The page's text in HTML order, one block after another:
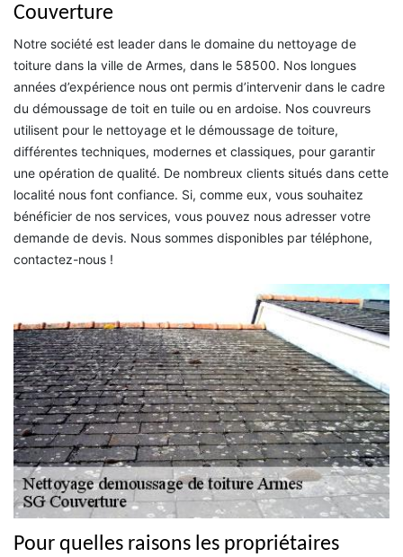
Couverture
Notre société est leader dans le domaine du nettoyage de
toiture dans la ville de Armes, dans le 58500. Nos longues
années d’expérience nous ont permis d’intervenir dans le cadre
du démoussage de toit en tuile ou en ardoise. Nos couvreurs
utilisent pour le nettoyage et le démoussage de toiture,
différentes techniques, modernes et classiques, pour garantir
une opération de qualité. De nombreux clients situés dans cette
localité nous font confiance. Si, comme eux, vous souhaitez
bénéficier de nos services, vous pouvez nous adresser votre
demande de devis. Nous sommes disponibles par téléphone,
contactez-nous !
Pour quelles raisons les propriétaires